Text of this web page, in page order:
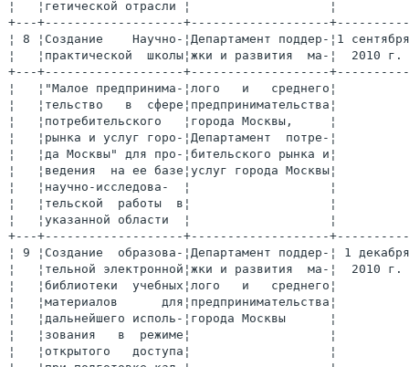
¦ 9 ¦Создание  образова-¦Департамент поддер-¦ 1 декабря ¦ 2.6.1. ¦
¦   ¦тельной электронной¦жки и развития  ма-¦  2010 г.  ¦        ¦
¦   ¦библиотеки  учебных¦лого   и   среднего¦           ¦        ¦
¦   ¦материалов      для¦предпринимательства¦           ¦        ¦
¦   ¦дальнейшего исполь-¦города Москвы      ¦           ¦        ¦
¦   ¦зования   в  режиме¦                   ¦           ¦        ¦
¦   ¦открытого   доступа¦                   ¦           ¦        ¦
¦   ¦при подготовке кад-¦                   ¦           ¦        ¦
¦   ¦ров  для  малого  и¦                   ¦           ¦        ¦
¦   ¦среднего предприни-¦                   ¦           ¦        ¦
¦   ¦мательства в городе¦                   ¦           ¦        ¦
¦   ¦Москве             ¦                   ¦           ¦        ¦
+---+-------------------+-------------------+-----------+--------+
¦10 ¦Обеспечение  подго-¦Департамент поддер-¦  2010 г.  ¦ 2.6.1. ¦
¦   ¦товки  и реализации¦жки и развития  ма-¦           ¦ 2.6.3. ¦
¦   ¦специализированных ¦лого   и   среднего¦           ¦        ¦
¦   ¦учебных   программ,¦предпринимательства¦           ¦        ¦
¦   ¦направленных     на¦города Москвы,     ¦           ¦        ¦
¦   ¦развитие молодежно-¦Департамент   капи-¦           ¦        ¦
¦   ¦го   инновационного¦тального    ремонта¦           ¦        ¦
¦   ¦предприниматель-   ¦жилищного фонда го-¦           ¦        ¦
¦   ¦ства, а также моло-¦рода Москвы,       ¦           ¦        ¦
¦   ¦дежного      малого¦Департамент топлив-¦           ¦        ¦
¦   ¦предпринимательства¦но-энергетического ¦           ¦        ¦
¦   ¦в  сфере   жилищно-¦хозяйства    города¦           ¦        ¦
¦   ¦коммунального   хо-¦Москвы,            ¦           ¦        ¦
¦   ¦зяйства и благоуст-¦Департамент  жилищ-¦           ¦        ¦
¦   ¦ройства,  с  учетом¦но-коммунального   ¦           ¦        ¦
¦   ¦предложений, разра-¦хозяйства  и благо-¦           ¦        ¦
¦   ¦ботанных Студенчес-¦устройство   города¦           ¦        ¦
¦   ¦ким  Правительством¦Москвы             ¦           ¦        ¦
¦   ¦дублеров     города¦                   ¦           ¦        ¦
¦   ¦Москвы  в ходе  вы-¦                   ¦           ¦        ¦
¦   ¦полнения распоряже-¦                   ¦           ¦        ¦
¦   ¦ния   Правительства¦                   ¦           ¦        ¦
¦   ¦Москвы           от¦                   ¦           ¦        ¦
¦   ¦08.07.2009       г.¦                   ¦           ¦        ¦
¦   ¦N 1485-РП  "Об экс-¦                   ¦           ¦        ¦
¦   ¦перименте по подго-¦                   ¦           ¦        ¦
¦   ¦товке кадров и раз-¦                   ¦           ¦        ¦
¦   ¦витию   молодежного¦                   ¦           ¦        ¦
¦   ¦предпринимательства¦                   ¦           ¦        ¦
¦   ¦в  сфере   жилищно-¦                   ¦           ¦        ¦
¦   ¦коммунального   хо-¦                   ¦           ¦        ¦
¦   ¦зяйства и благоуст-¦                   ¦           ¦        ¦
¦   ¦ройства"           ¦                   ¦           ¦        ¦
+---+-------------------+-------------------+-----------+--------+
¦11 ¦Создание   на  базе¦Департамент поддер-¦1 сентября ¦ 2.6.1. ¦
¦   ¦одного из вузов го-¦жки и развития  ма-¦  2010 г.  ¦        ¦
¦   ¦рода Москвы Научно-¦лого   и   среднего¦           ¦        ¦
¦   ¦практической  школы¦предпринимательства¦           ¦        ¦
¦   ¦"Малое предпринима-¦города Москвы,     ¦           ¦        ¦
¦   ¦тельства   в  сфере¦Департамент науки и¦           ¦        ¦
¦   ¦наукоемких техноло-¦промышленной  поли-¦           ¦        ¦
¦   ¦гий"               ¦тики города Москвы ¦           ¦        ¦
+---+-------------------+-------------------+-----------+--------+
¦12 ¦Обеспечение получе-¦Департамент поддер-¦ 2010-2012 ¦   -    ¦
¦   ¦ния субсидий из фе-¦жки и развития  ма-¦    гг.    ¦        ¦
¦   ¦дерального  бюджета¦лого   и   среднего¦           ¦        ¦
¦   ¦в  целях   дополни-¦предпринимательства¦           ¦        ¦
¦   ¦тельного финансиро-¦города Москвы      ¦           ¦        ¦
¦   ¦вания на территории¦                   ¦           ¦        ¦
¦   ¦города Москвы меро-¦                   ¦           ¦        ¦
¦   ¦приятий по поддерж-¦                   ¦           ¦        ¦
¦   ¦ке малого и средне-¦                   ¦           ¦        ¦
¦   ¦го предприниматель-¦                   ¦           ¦        ¦
¦   ¦ства в области под-¦                   ¦           ¦        ¦
¦   ¦готовки, переподго-¦                   ¦           ¦        ¦
¦   ¦товки  и  повышения¦                   ¦           ¦        ¦
¦   ¦квалификации кадров¦                   ¦           ¦        ¦
¦   ¦на 2010-2012 гг.   ¦                   ¦           ¦        ¦
+---+-------------------+-------------------+-----------+--------+
¦13 ¦Обеспечение  выпол-¦Департамент поддер-¦ 2010-2012 ¦ 2.6.2. ¦
¦   ¦нения Государствен-¦жки и развития  ма-¦    гг.    ¦        ¦
¦   ¦ного плана         ¦лого   и   среднего¦           ¦        ¦
¦   ¦                   ¦предпринимательства¦           ¦        ¦
¦   ¦                   ¦города Москвы      ¦           ¦        ¦
+---+-------------------+-------------------+-----------+--------+
¦14 ¦Организация  обуче-¦Департамент поддер-¦ 2010-2012 ¦ 2.6.2. ¦
¦   ¦ния  в рамках Госу-¦жки и развития  ма-¦    гг.    ¦        ¦
¦   ¦дарственного  плана¦лого   и   среднего¦           ¦        ¦
¦   ¦специалистов     из¦предпринимательства¦           ¦        ¦
¦   ¦приоритетных   нап-¦города Москвы      ¦           ¦        ¦
¦   ¦равлений социально-¦                   ¦           ¦        ¦
¦   ¦экономического раз-¦                   ¦           ¦        ¦
¦   ¦вития города Москвы¦                   ¦           ¦        ¦
¦   ¦в  соответствии   с¦                   ¦           ¦        ¦
¦   ¦ежегодно устанавли-¦                   ¦           ¦        ¦
¦   ¦ваемой квотой      ¦                   ¦           ¦        ¦
+---+-------------------+-------------------+-----------+--------+
¦15 ¦Организация   работ¦Департамент поддер-¦ 2010-2012 ¦ 2.6.2. ¦
¦   ¦по  привлечению   к¦жки и развития  ма-¦    гг.    ¦        ¦
¦   ¦подготовке в рамках¦лого   и   среднего¦           ¦        ¦
¦   ¦Государственного   ¦предпринимательства¦           ¦        ¦
¦   ¦плана руководителей¦города Москвы      ¦           ¦        ¦
¦   ¦медицинских и обра-¦                   ¦           ¦        ¦
¦   ¦зовательных  учреж-¦                   ¦           ¦        ¦
¦   ¦дений,  предприятий¦                   ¦           ¦        ¦
¦   ¦агропромышленного и¦                   ¦           ¦        ¦
¦   ¦жилищно-коммуналь- ¦                   ¦           ¦        ¦
¦   ¦ного комплексов,  а¦                   ¦           ¦        ¦
¦   ¦также  предприятий,¦                   ¦           ¦        ¦
¦   ¦связанных  с разра-¦                   ¦           ¦        ¦
¦   ¦боткой и внедрением¦                   ¦           ¦        ¦
¦   ¦инноваций, высокими¦                   ¦           ¦        ¦
¦   ¦технологиями, маши-¦                   ¦           ¦        ¦
¦   ¦ностроением        ¦                   ¦           ¦        ¦
+---+-------------------+-------------------+-----------+--------+
¦16 ¦Проведение  анализа¦Департамент поддер-¦ Ежегодно  ¦ 2.6.2. ¦
¦   ¦эффективности  реа-¦жки и развития  ма-¦           ¦        ¦
¦   ¦лизации  Государст-¦лого   и   среднего¦           ¦        ¦
¦   ¦венного плана      ¦предпринимательства¦           ¦        ¦
¦   ¦                   ¦города Москвы      ¦           ¦        ¦
+---+-------------------+-------------------+-----------+--------+
¦17 ¦Организация   работ¦Департамент поддер-¦ 2010-2012 ¦ 2.6.2. ¦
¦   ¦по   освещению    в¦жки и развития  ма-¦    гг.    ¦        ¦
¦   ¦средствах  массовой¦лого   и   среднего¦           ¦        ¦
¦   ¦информации позитив-¦предпринимательства¦           ¦        ¦
¦   ¦ного  опыта  подго-¦города Москвы      ¦           ¦        ¦
¦   ¦товки  специалистов¦                   ¦           ¦        ¦
¦   ¦в рамках Государст-¦                   ¦           ¦        ¦
¦   ¦венного плана      ¦                   ¦           ¦        ¦
+---+-------------------